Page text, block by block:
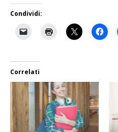
Condividi:
Correlati